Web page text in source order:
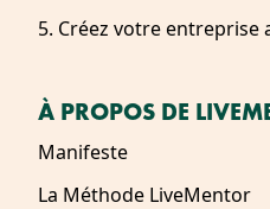
5. Créez votre entreprise
À PROPOS DE
Manifeste
La Méthode LiveMentor